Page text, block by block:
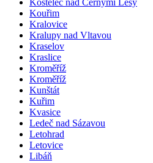
Kostelec nad Černými Lesy
Kouřim
Kralovice
Kralupy nad Vltavou
Kraselov
Kraslice
Kroměříž
Kroměříž
Kunštát
Kuřim
Kvasice
Ledeč nad Sázavou
Letohrad
Letovice
Libáň